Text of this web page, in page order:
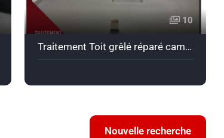
10
Traitement Toit grêlé réparé camping car Ford Nexxo en Bullet Liner gris
Nouvelle recherche